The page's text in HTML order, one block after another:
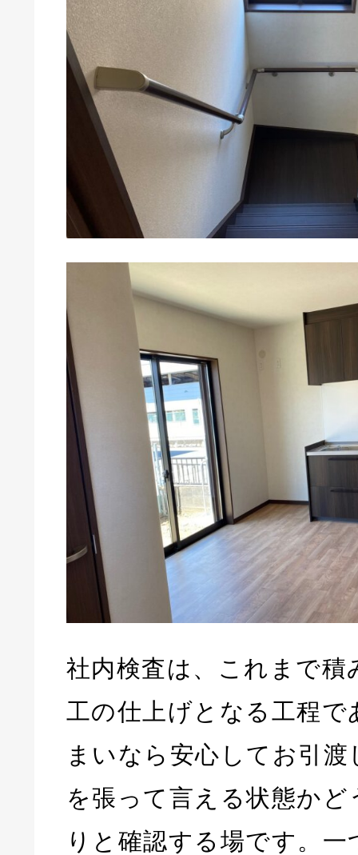
社内検査は、これまで積
工の仕上げとなる工程で
まいなら安心してお引
を張って言える状態か
りと確認する場です。